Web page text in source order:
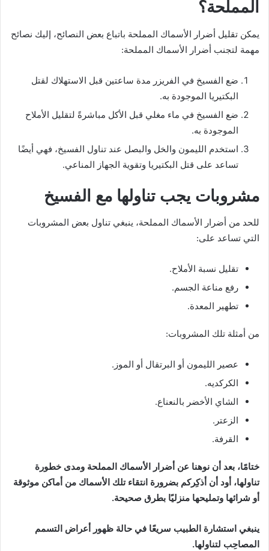
المملحة؟
يمكن تقليل أضرار الأسماك المملحة باتباع بعض النصائح، إليك نصائح
مهمة لتجنب أضرار الأسماك المملحة:
ضع الفسيخ في الفريزر مدة ساعتين قبل الاستهلاك لقتل
البكتيريا الموجودة به.
ضع الفسيخ في ماء مغلي قبل الأكل مباشرةً لتقليل الأملاح
الموجودة به.
استخدم الليمون والخل والبصل عند تناول الفسيخ، فهي أيضًا
تساعد على قتل البكتيريا وتقوية الجهاز المناعي.
مشروبات يجب تناولها مع الفسيخ
للحد من أضرار الأسماك المملحة، ينبغي تناول بعض المشروبات
التي تساعد على:
تقليل نسبة الأملاح.
رفع مناعة الجسم.
تطهير المعدة.
من أمثلة تلك المشروبات:
عصير الليمون أو البرتقال أو الموز.
الكركديه.
الشاي الأخضر بالنعناع.
الزعتر.
القرفة.
ختامًا، بعد أن نوهنا عن أضرار الأسماك المملحة ومدى خطورة
تناولها، أود أن أذكِركم بضرورة انتقاء تلك الأسماك من أماكن موثوقة
أو شرائها وتمليحها منزليًا بطرق صحيحة.
ينبغي استشارة الطبيب سريعًا في حالة ظهور أعراض التسمم
المصاحِب لتناولها.